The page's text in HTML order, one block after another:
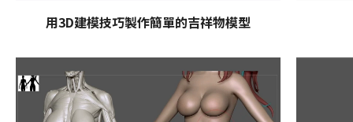
用3D建模技巧製作簡單的吉祥物模型